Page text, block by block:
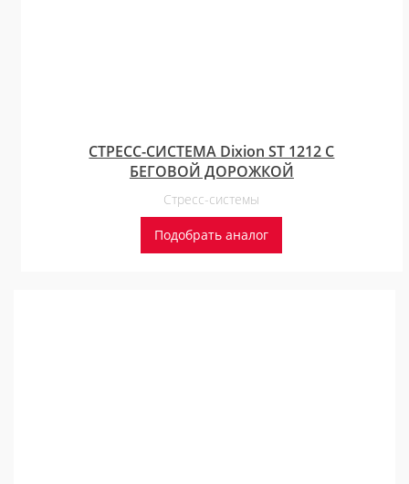
СТРЕСС-СИСТЕМА Dixion ST 1212 С
БЕГОВОЙ ДОРОЖКОЙ
Стресс-системы
Подобрать аналог